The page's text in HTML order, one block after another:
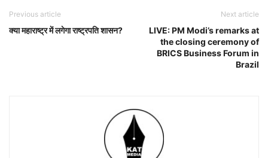
Previous article
क्या महाराष्ट्र में लगेगा राष्ट्रपति शासन?
Next article
LIVE: PM Modi’s remarks at
the closing ceremony of
BRICS Business Forum in
Brazil